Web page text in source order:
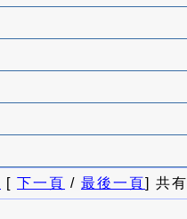
[ 下一頁 / 最後一頁] 共有